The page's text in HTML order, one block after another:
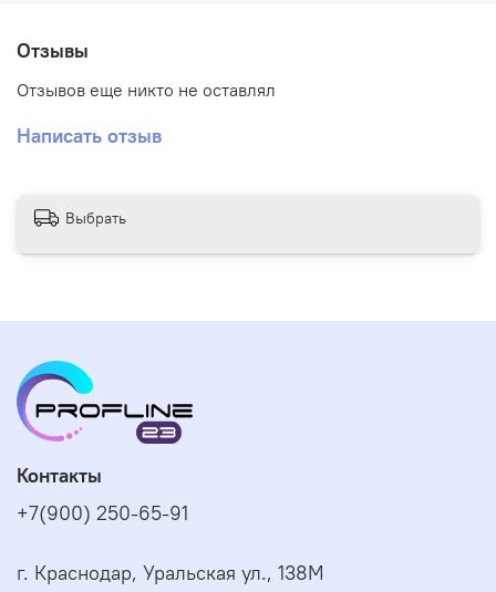
Отзывы
Отзывов еще никто не оставлял
Написать отзыв
Выбрать
Контакты
+7(900) 250-65-91
г. Краснодар, Уральская ул., 138М